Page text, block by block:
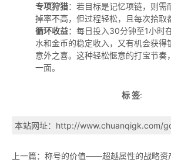
专项狩猎：若目标是记忆项链，则需
掉率不高，但过程轻松，且每次拾取
循环收益：每日投入30分钟至1小时
水和金币的稳定收入，又有机会获得
意外之喜。这种轻松惬意的打宝节奏
一面。
标 签:
本站网址： http://www.chuanqigk.com/
上一篇： 称号的价值——超越属性的战略资